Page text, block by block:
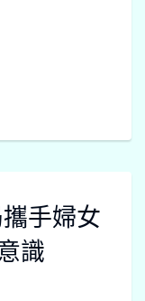
手婦女
識